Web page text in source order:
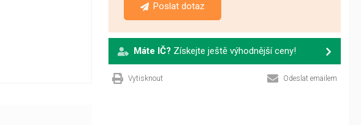
Poslat dotaz
Máte IČ? Získejte ještě výhodnější ceny!
Vytisknout Odeslat emailem